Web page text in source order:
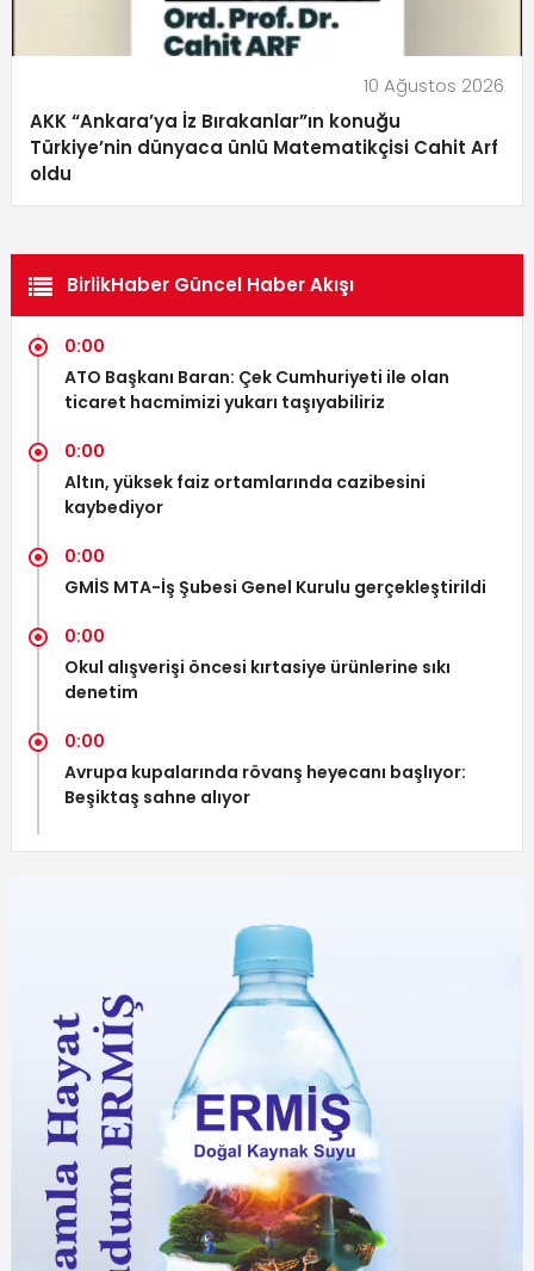
10 Ağustos 2026
AKK “Ankara’ya İz Bırakanlar”ın konuğu
Türkiye’nin dünyaca ünlü Matematikçisi Cahit Arf
oldu
BirlikHaber Güncel Haber Akışı
0:00
ATO Başkanı Baran: Çek Cumhuriyeti ile olan
ticaret hacmimizi yukarı taşıyabiliriz
0:00
Altın, yüksek faiz ortamlarında cazibesini
kaybediyor
0:00
GMİS MTA-İş Şubesi Genel Kurulu gerçekleştirildi
0:00
Okul alışverişi öncesi kırtasiye ürünlerine sıkı
denetim
0:00
Avrupa kupalarında rövanş heyecanı başlıyor:
Beşiktaş sahne alıyor